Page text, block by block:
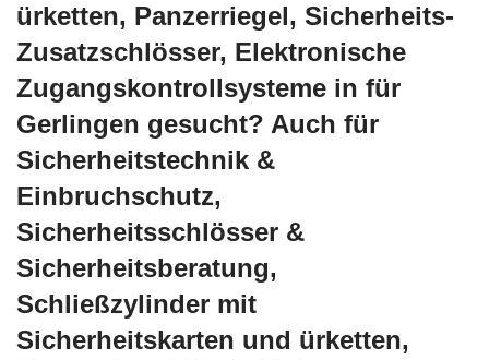
ürketten, Panzerriegel, Sicherheits-
Zusatzschlösser, Elektronische
Zugangskontrollsysteme in für
Gerlingen gesucht? Auch für
Sicherheitstechnik &
Einbruchschutz,
Sicherheitsschlösser &
Sicherheitsberatung,
Schließzylinder mit
Sicherheitskarten und ürketten,